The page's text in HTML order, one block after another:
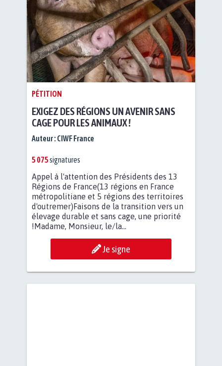
PÉTITION
EXIGEZ DES RÉGIONS UN AVENIR SANS
CAGE POUR LES ANIMAUX !
Auteur : CIWF France
5 075signatures
Appel à l'attention des Présidents des 13
Régions de France(13 régions en France
métropolitiane et 5 régions des territoires
d'outremer)Faisons de la transition vers un
élevage durable et sans cage, une priorité
!Madame, Monsieur, le/la...
Je signe